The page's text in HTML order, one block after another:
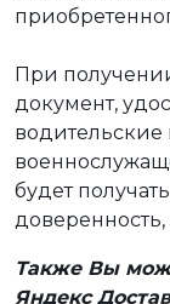
При
документ,
водительские
будет
Также Вы
Яндекс